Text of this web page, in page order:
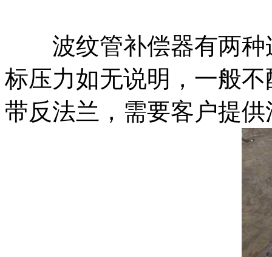
波纹管补偿器有两种
标压力如无说明，一般
带反法兰，需要客户提